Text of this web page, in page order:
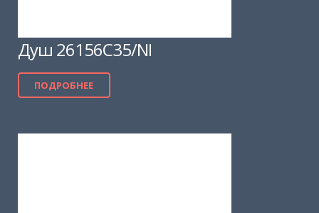
Душ 26156C35/NI
ПОДРОБНЕЕ